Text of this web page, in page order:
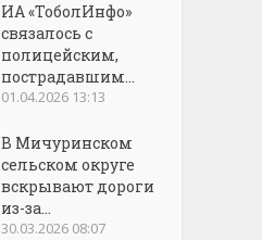
ИА «ТоболИнфо»
связалось с
полицейским,
пострадавшим...
01.04.2026 13:13
В Мичуринском
сельском округе
вскрывают дороги
из-за...
30.03.2026 08:07